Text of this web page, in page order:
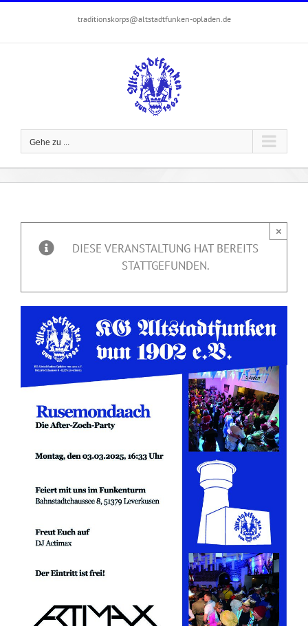
springen
traditionskorps@altstadtfunken-opladen.de
Gehe zu ...
DIESE VERANSTALTUNG HAT BEREITS
STATTGEFUNDEN.
×